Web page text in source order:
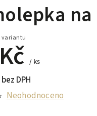
na
variantu
/ ks
DPH
Neohodnoceno